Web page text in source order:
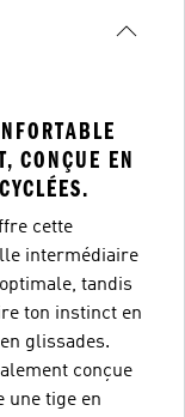
CONÇUE EN
cette
intermédiaire
tandis
ton instinct en
glissades.
conçue
une tige en